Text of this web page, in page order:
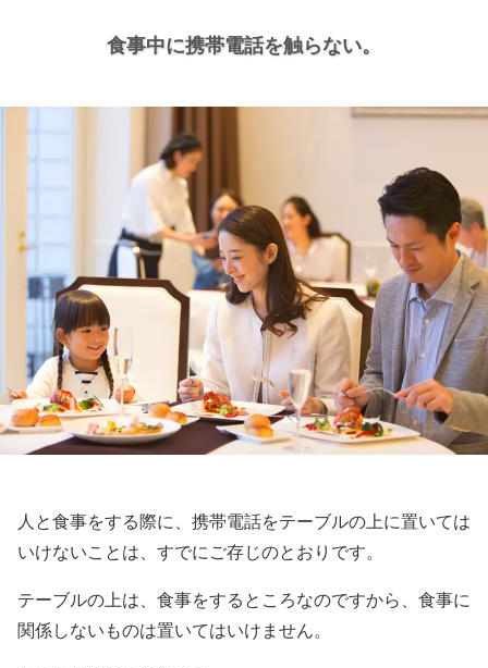
食事中に携帯電話を触らない。
人と食事をする際に、携帯電話をテーブルの上に置いては
いけないことは、すでにご存じのとおりです。
テーブルの上は、食事をするところなのですから、食事に
関係しないものは置いてはいけません。